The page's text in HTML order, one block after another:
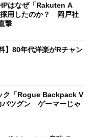
はなぜ「Rakuten A
用したのか？ 岡戸社
撃
】80年代洋楽がRチャン
ク「Rogue Backpack V
バツグン ゲーマーじゃ